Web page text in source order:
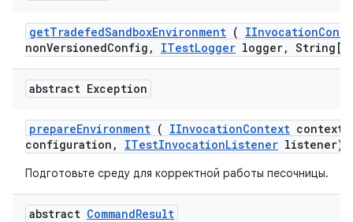
getTradefedSandboxEnvironment ( IInvocation
nonVersionedConfig , ITestLogger logger, String[]
abstract Exception
prepareEnvironment ( IInvocationContext context
configuration , ITestInvocationListener listener)
Подготовьте среду для корректной работы песочницы.
abstract CommandResult